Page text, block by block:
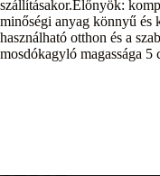
szállításakor.Előnyök:
minőségi anyag könnyű és
használható otthon és a
mosdókagyló magassága 5